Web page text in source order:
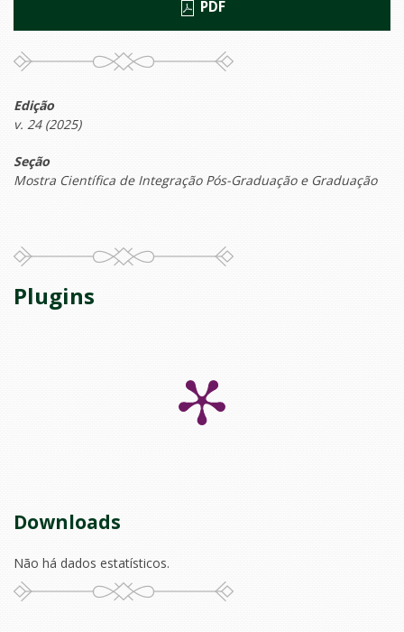
PDF
Edição
v. 24 (2025)
Seção
Mostra Científica de Integração Pós-Graduação e Graduação
Plugins
Downloads
Não há dados estatísticos.